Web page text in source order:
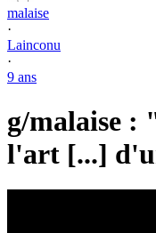
malaise
·
Lainconu
·
9 ans
g/malaise :
l'art [...]